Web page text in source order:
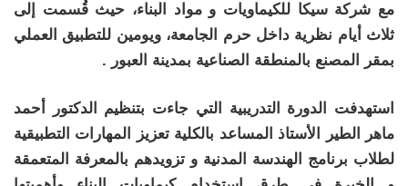
مع شركة سيكا للكيماويات و مواد البناء، حيث قُسمت إلى
ثلاث أيام نظرية داخل حرم الجامعة، ويومين للتطبيق العملي
بمقر المصنع بالمنطقة الصناعية بمدينة العبور .
استهدفت الدورة التدريبية التي جاءت بتنظيم الدكتور أحمد
ماهر الطير الأستاذ المساعد بالكلية تعزيز المهارات التطبيقية
لطلاب برنامج الهندسة المدنية و تزويدهم بالمعرفة المتعمقة